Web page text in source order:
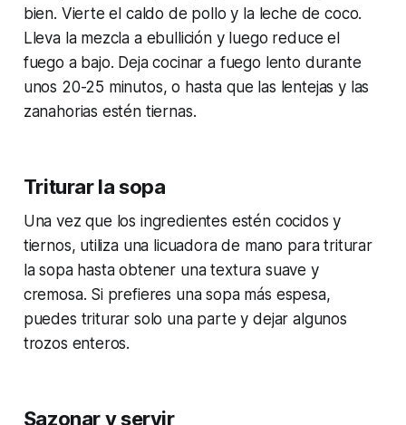
bien. Vierte el caldo de pollo y la leche de coco.
Lleva la mezcla a ebullición y luego reduce el
fuego a bajo. Deja cocinar a fuego lento durante
unos 20-25 minutos, o hasta que las lentejas y las
zanahorias estén tiernas.
Triturar la sopa
Una vez que los ingredientes estén cocidos y
tiernos, utiliza una licuadora de mano para triturar
la sopa hasta obtener una textura suave y
cremosa. Si prefieres una sopa más espesa,
puedes triturar solo una parte y dejar algunos
trozos enteros.
Sazonar y servir